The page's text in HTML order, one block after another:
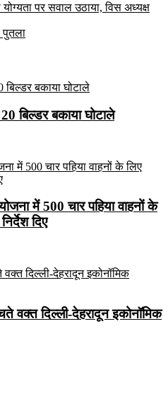
पर सवाल उठाया, विस अध्यक्ष
बिल्डर बकाया घोटाले
में 500 चार पहिया वाहनों के
दिए
वक्त दिल्ली-देहरादून इकोनॉमिक